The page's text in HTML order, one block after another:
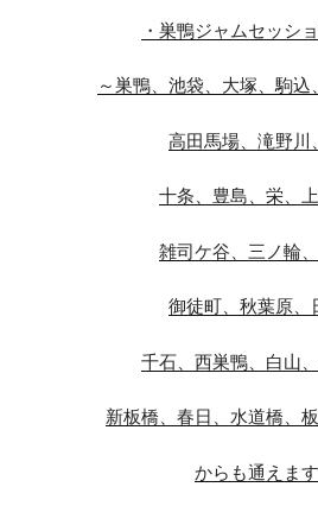
・巣鴨ジャムセッシ
～巣鴨、池袋、大塚、駒込
高田馬場、滝野川
十条、豊島、栄、上
雑司ケ谷、三ノ輪、
御徒町、秋葉原、
千石、西巣鴨、白山、
新板橋、春日、水道橋、
からも通えます